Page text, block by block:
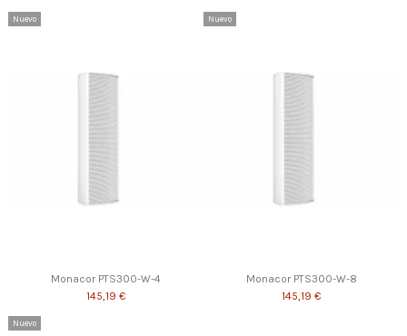
Nuevo
Monacor PTS300-W-4
145,19 €
Nuevo
Monacor PTS300-W-8
145,19 €
Nuevo